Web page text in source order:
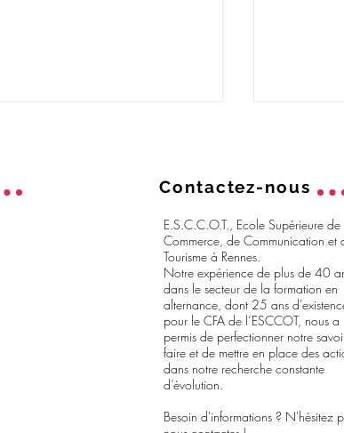
pour la rentrée 2026
Rentrée
bien
Contactez-nous
E.S.C.C.O.T., Ecole Supérieure de
Commerce, de Communication et
Tourisme à Rennes.
Notre expérience de plus de 40
dans le secteur de la formation en
alternance, dont 25 ans
pour le CFA de l’ESCCOT, nous a
permis de perfectionner notre
faire et de mettre en place des
dans notre recherche constante
d’évolution.
Besoin d'informations ? N'hésitez